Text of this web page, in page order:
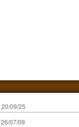
20/09/25
26/07/09